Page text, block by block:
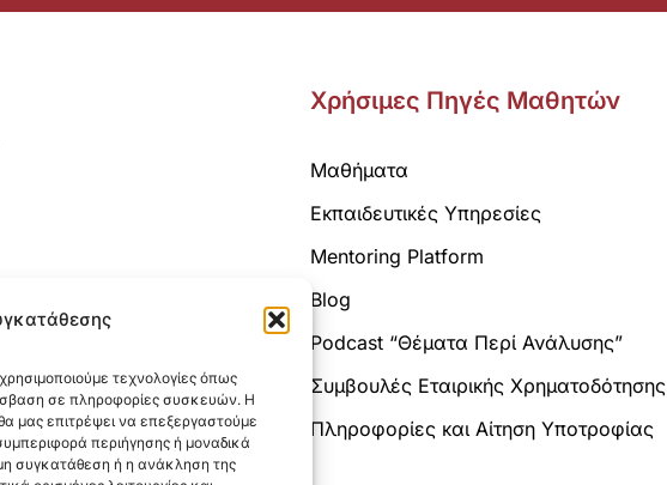
τεχνολογίες όπως
σε πληροφορίες συσκευών. Η
μας επιτρέψει να επεξεργαστούμε
περιήγησης ή μοναδικά
συγκατάθεση ή η ανάκληση της
λύση για Data Analytics.
Χρήσιμες Πηγές Μαθητών
Μαθήματα
Εκπαιδευτικές Υπηρεσίες
Mentoring Platform
Blog
Podcast “Θέματα Περί Ανάλυσης”
Συμβουλές Εταιρικής Χρηματοδότησης
Πληροφορίες και Αίτηση Υποτροφίας